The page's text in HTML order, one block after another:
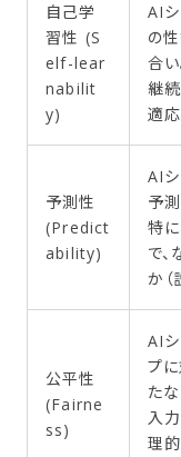
自己学
習性 (S
elf-lear
nabilit
y)
AI
の
合い
継
適
予測性
(Predict
ability)
AI
予
特
で
か
公平性
(Fairne
ss)
AI
プ
た
入
理